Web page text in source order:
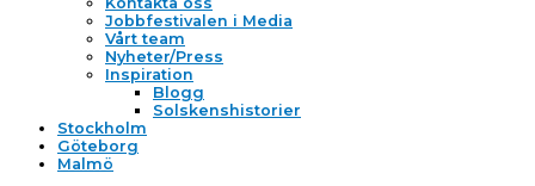
Jobbfestivalen i Media
Vårt team
Nyheter/Press
Inspiration
Blogg
Solskenshistorier
Stockholm
Göteborg
Malmö